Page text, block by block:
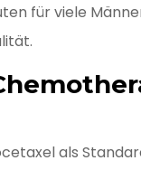
für viele
als